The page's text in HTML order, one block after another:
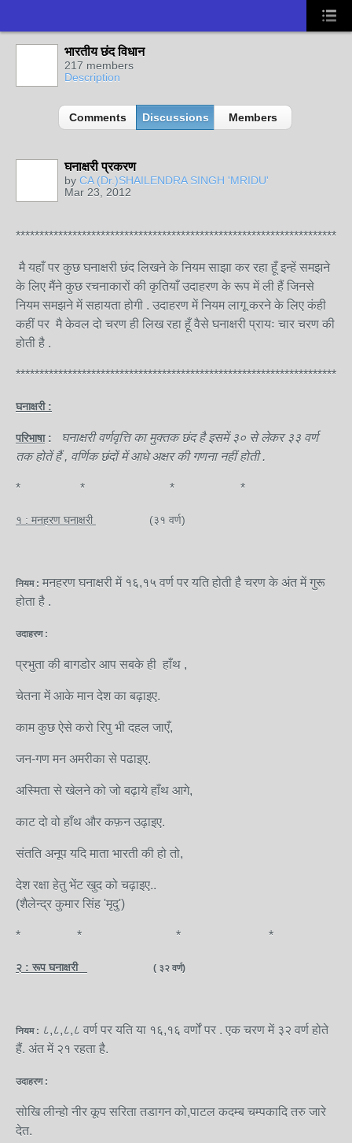
भारतीय छंद विधान
217 members
Description
Comments Discussions Members
घनाक्षरी प्रकरण
by CA (Dr.)SHAILENDRA SINGH 'MRIDU'
Mar 23, 2012
मै यहाँ पर कुछ घनाक्षरी छंद लिखने के नियम साझा कर रहा हूँ इन्हें समझने
के लिए मैंने कुछ रचनाकारों की कृतियाँ उदाहरण के रूप में ली हैं जिनसे
नियम समझने में सहायता होगी . उदाहरण में नियम लागू करने के लिए कंही
कहीं पर मै केवल दो चरण ही लिख रहा हूँ वैसे घनाक्षरी प्रायः चार चरण की
होती है .
घनाक्षरी :
परिभाषा:
घनाक्षरी वर्णवृत्ति का मुक्तक छंद है इसमें ३० से लेकर ३३ वर्ण
तक होतें हैं , वर्णिक छंदों में आधे अक्षर की गणना नहीं होती .
* * * *
१ : मनहरण घनाक्षरी (३१ वर्ण)
नियम : मनहरण घनाक्षरी में १६,१५ वर्ण पर यति होती है चरण के अंत में गुरू
होता है .
उदाहरण :
प्रभुता की बागडोर आप सबके ही हाँथ ,
चेतना में आके मान देश का बढ़ाइए.
काम कुछ ऐसे करो रिपु भी दहल जाएँ,
जन-गण मन अमरीका से पढाइए.
अस्मिता से खेलने को जो बढ़ाये हाँथ आगे,
काट दो वो हाँथ और कफ़न उढ़ाइए.
संतति अनूप यदि माता भारती की हो तो,
देश रक्षा हेतु भेंट खुद को चढ़ाइए..
(शैलेन्द्र कुमार सिंह 'मृदु')
* * * *
२ : रूप घनाक्षरी ( ३२ वर्ण)
नियम : ८,८,८,८ वर्ण पर यति या १६,१६ वर्णों पर . एक चरण में ३२ वर्ण होते
हैं. अंत में २१ रहता है.
उदाहरण :
सोखि लीन्हो नीर कूप सरिता तडागन को,पाटल कदम्ब चम्पकादि तरु जारे
देत.